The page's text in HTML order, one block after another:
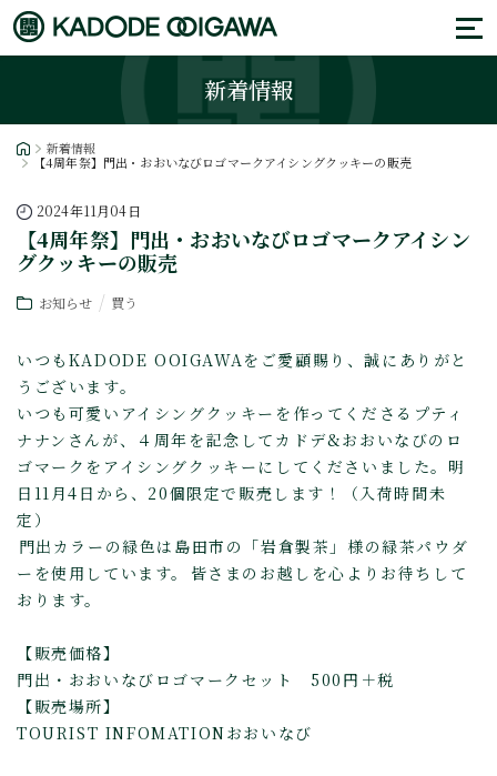
新着情報
新着情報
【4周年祭】門出・おおいなびロゴマークアイシングクッキーの販売
2024年11月04日
【4周年祭】門出・おおいなびロゴマークアイシン
グクッキーの販売
お知らせ 買う
いつもKADODE OOIGAWAをご愛顧賜り、誠にありがと
うございます。
いつも可愛いアイシングクッキーを作ってくださるプティ
ナナンさんが、４周年を記念してカドデ&おおいなびのロ
ゴマークをアイシングクッキーにしてくださいました。明
日11月4日から、20個限定で販売します！（入荷時間未
定）⁡
⁡門出カラーの緑色は島田市の「岩倉製茶」様の緑茶パウダ
ーを使用しています。⁡皆さまのお越しを心よりお待ちして
おります。
【販売価格】
門出・おおいなびロゴマークセット 500円＋税
【販売場所】
TOURIST INFOMATIONおおいなび